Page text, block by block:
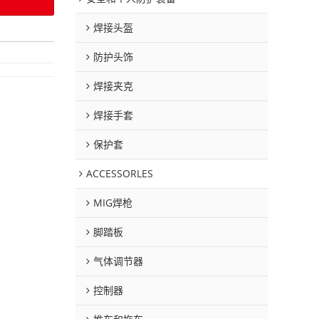
焊接头盔
防护头饰
焊接夹克
焊接手套
保护套
ACCESSORLES
MIG焊枪
脚踏板
气体调节器
控制器